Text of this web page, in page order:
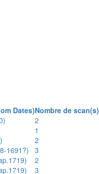
Dates)Nombre de scan(s)
2
1
2
1691?)
3
2
3